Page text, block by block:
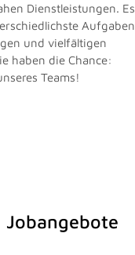
Dienstleistungen. Es
Aufgaben
und vielfältigen
haben die Chance:
Teams!